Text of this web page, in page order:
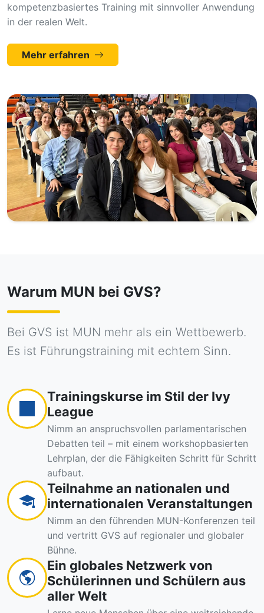
kompetenzbasiertes Training mit sinnvoller Anwendung
in der realen Welt.
Mehr erfahren
Warum MUN bei GVS?
Bei GVS ist MUN mehr als ein Wettbewerb.
Es ist Führungstraining mit echtem Sinn.
Trainingskurse im Stil der Ivy
League
Nimm an anspruchsvollen parlamentarischen
Debatten teil – mit einem workshopbasierten
Lehrplan, der die Fähigkeiten Schritt für Schritt
aufbaut.
Teilnahme an nationalen und
internationalen Veranstaltungen
Nimm an den führenden MUN-Konferenzen teil
und vertritt GVS auf regionaler und globaler
Bühne.
Ein globales Netzwerk von
Schülerinnen und Schülern aus
aller Welt